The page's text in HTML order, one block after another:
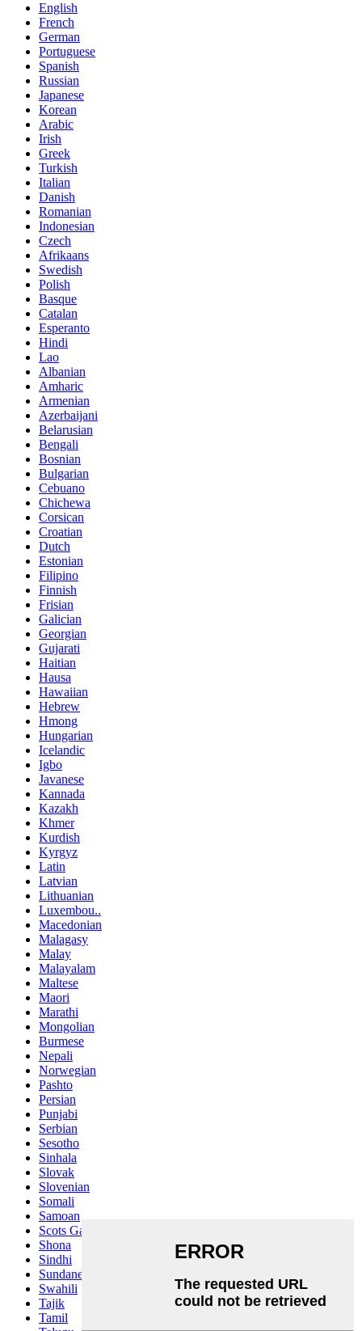
English
French
German
Portuguese
Spanish
Russian
Japanese
Korean
Arabic
Irish
Greek
Turkish
Italian
Danish
Romanian
Indonesian
Czech
Afrikaans
Swedish
Polish
Basque
Catalan
Esperanto
Hindi
Lao
Albanian
Amharic
Armenian
Azerbaijani
Belarusian
Bengali
Bosnian
Bulgarian
Cebuano
Chichewa
Corsican
Croatian
Dutch
Estonian
Filipino
Finnish
Frisian
Galician
Georgian
Gujarati
Haitian
Hausa
Hawaiian
Hebrew
Hmong
Hungarian
Icelandic
Igbo
Javanese
Kannada
Kazakh
Khmer
Kurdish
Kyrgyz
Latin
Latvian
Lithuanian
Luxembou..
Macedonian
Malagasy
Malay
Malayalam
Maltese
Maori
Marathi
Mongolian
Burmese
Nepali
Norwegian
Pashto
Persian
Punjabi
Serbian
Sesotho
Sinhala
Slovak
Slovenian
Somali
Samoan
Scots Gaelic
Shona
Sindhi
Sundanese
Swahili
Tajik
Tamil